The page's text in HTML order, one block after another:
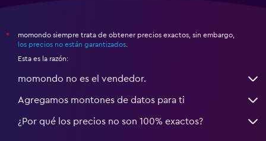
*
momondo siempre trata de obtener precios exactos, sin embargo,
los precios no están garantizados
Esta es la razón:
momondo no es el vendedor.
Agregamos montones de datos para ti
¿Por qué los precios no son 100% exactos?